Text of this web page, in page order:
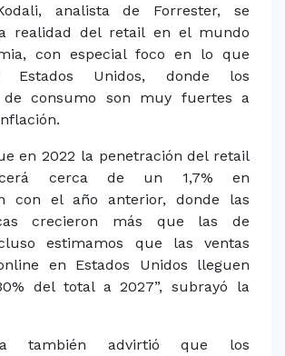
analista de Forrester, se
realidad del retail en el mundo
con especial foco en lo que
Estados Unidos, donde los
de consumo son muy fuertes a
en 2022 la penetración del retail
cerca de un 1,7% en
con el año anterior, donde las
crecieron más que las de
estimamos que las ventas
en Estados Unidos lleguen
del total a 2027”, subrayó la
también advirtió que los